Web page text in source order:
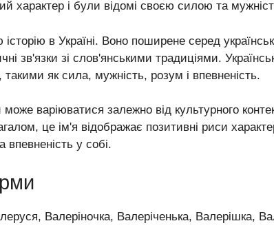
характер і були відомі своєю силою та
в Україні. Воно поширене серед
зв'язки зі слов'янськими традиціями.
як сила, мужність, розум і впевненість.
може варіюватися залежно від культурного
це ім'я відображає позитивні риси
впевненість у собі.
Валеріночка, Валеріченька, Валерішка,